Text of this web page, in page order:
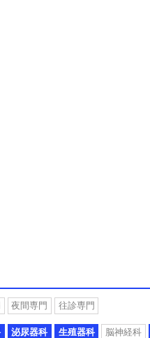
夜間専門 往診専門
泌尿器科 生殖器科 脳神経科